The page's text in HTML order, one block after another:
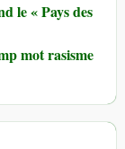
le « Pays des
mot rasisme